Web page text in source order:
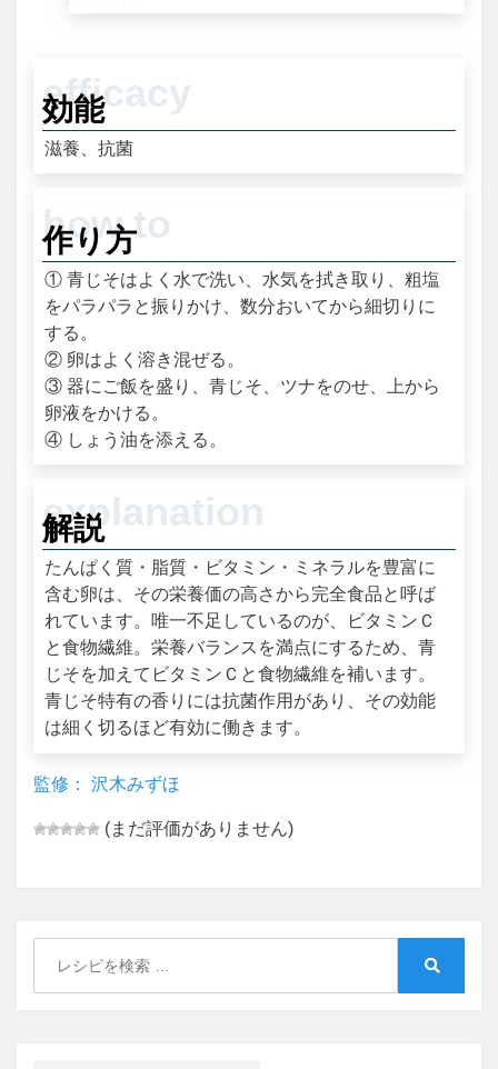
効能
滋養、抗菌
作り方
① 青じそはよく水で洗い、水気を拭き取り、粗塩
をパラパラと振りかけ、数分おいてから細切りに
する。
② 卵はよく溶き混ぜる。
③ 器にご飯を盛り、青じそ、ツナをのせ、上から
卵液をかける。
④ しょう油を添える。
解説
たんぱく質・脂質・ビタミン・ミネラルを豊富に
含む卵は、その栄養価の高さから完全食品と呼ば
れています。唯一不足しているのが、ビタミンＣ
と食物繊維。栄養バランスを満点にするため、青
じそを加えてビタミンＣと食物繊維を補います。
青じそ特有の香りには抗菌作用があり、その効能
は細く切るほど有効に働きます。
監修： 沢木みずほ
(まだ評価がありません)